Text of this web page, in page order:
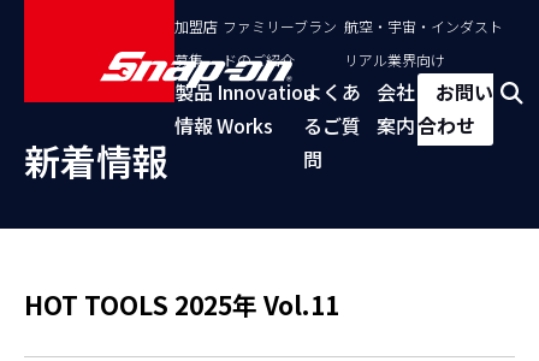
加盟店
募集
ファミリーブラン
ドのご紹介
航空・宇宙・インダスト
リアル業界向け
製品
情報
Innovation
Works
よくあ
るご質
問
会社
案内
お問い
合わせ
新着情報
HOT TOOLS 2025年 Vol.11